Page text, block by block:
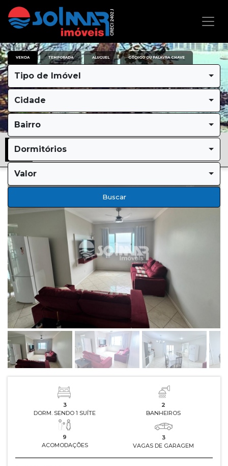
VENDA TEMPORADA ALUGUEL CÓDIGO OU PALAVRA CHAVE
Tipo de Imóvel
Cidade
Bairro
Dormitórios
Valor
Buscar
3
DORM. SENDO 1 SUÍTE
2
BANHEIROS
9
ACOMODAÇÕES
3
VAGAS DE GARAGEM